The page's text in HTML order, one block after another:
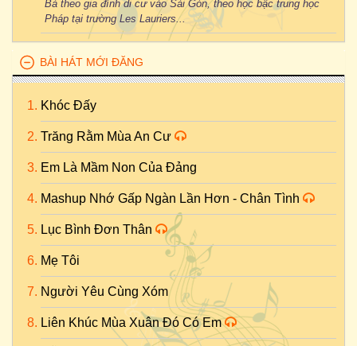
Bà theo gia đình di cư vào Sài Gòn, theo học bậc trung học
Pháp tại trường Les Lauriers...
BÀI HÁT MỚI ĐĂNG
Khóc Đấy
Trăng Rằm Mùa An Cư
Em Là Mầm Non Của Đảng
Mashup Nhớ Gấp Ngàn Lần Hơn - Chân Tình
Lục Bình Đơn Thân
Mẹ Tôi
Người Yêu Cùng Xóm
Liên Khúc Mùa Xuân Đó Có Em